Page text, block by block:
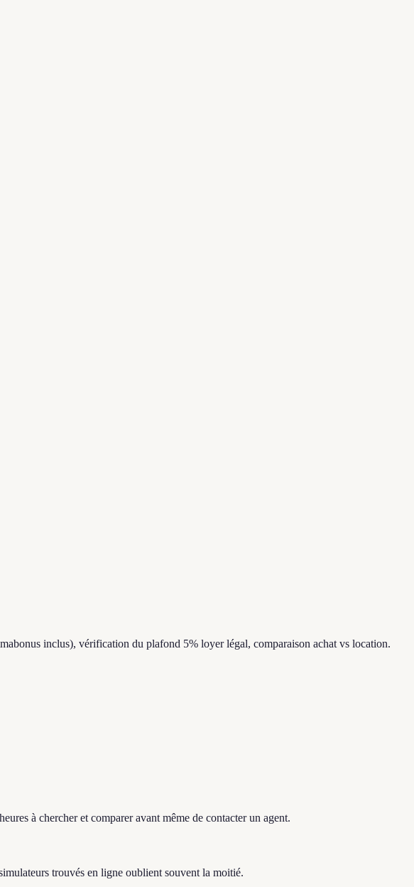
inclus), vérification du plafond 5% loyer légal, comparaison achat vs location.
à chercher et comparer avant même de contacter un agent.
trouvés en ligne oublient souvent la moitié.